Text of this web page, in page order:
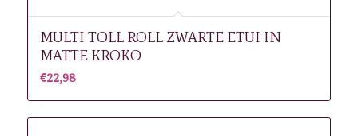
MULTI TOLL ROLL ZWARTE ETUI IN
MATTE KROKO
€22,98